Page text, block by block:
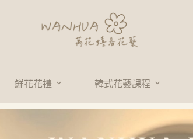
鮮花花禮 韓式花藝課程